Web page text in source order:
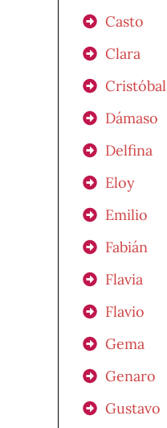
Casto
Clara
Cristóbal
Dámaso
Delfina
Eloy
Emilio
Fabián
Flavia
Flavio
Gema
Genaro
Gustavo